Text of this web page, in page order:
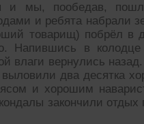
и мы, пообедав,
и ребята набрали
товарищ) побрёл в
Напившись в
влаги вернулись
два десятка
и хорошим
закончили отдых